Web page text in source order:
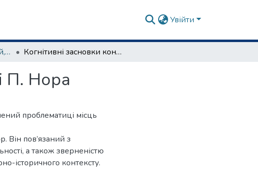
Увійти
матеріали конференцій, семінарів, круглих столів та ін. Когнітивні засновки концепції місць пам'яті П. Нора
П. Нора
проблематиці місць
Він пов’язаний з
а також зверненістю
історичного контексту.